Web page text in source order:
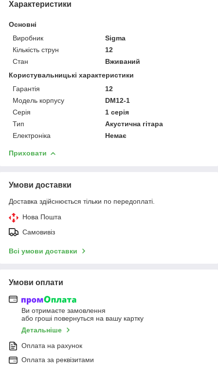
Характеристики
Основні
Виробник
Sigma
Кількість струн
12
Стан
Вживаний
Користувальницькі характеристики
Гарантія
12
Модель корпусу
DM12-1
Серія
1 серія
Тип
Акустична гітара
Електроніка
Немає
Приховати
Умови доставки
Доставка здійснюється тільки по передоплаті.
Нова Пошта
Самовивіз
Всі умови доставки
Умови оплати
Ви отримаєте замовлення
або гроші повернуться на вашу картку
Детальніше
Оплата на рахунок
Оплата за реквізитами